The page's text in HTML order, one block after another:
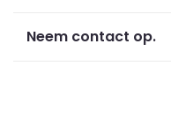
Neem contact op.